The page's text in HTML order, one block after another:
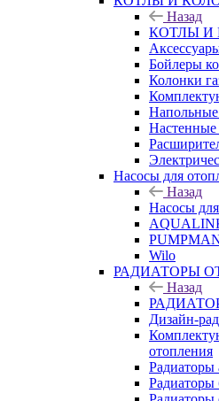
Назад
КОТЛЫ И
Бойлеры
Колонки
Настенные
Насосы для
Назад
Насосы
Wilo
РАДИАТОРЫ
Назад
Дизайн-
отопления
Радиаторы